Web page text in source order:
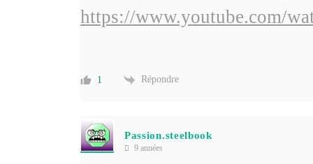
https://www.youtube.com/
1 Répondre
Passion.steelbook
9 années